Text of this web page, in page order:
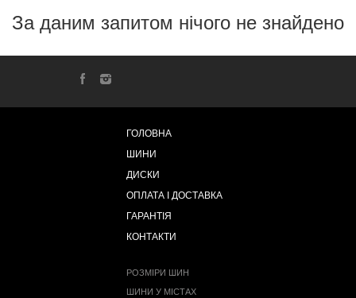
За даним запитом нічого не знайдено
ГОЛОВНА
ШИНИ
ДИСКИ
ОПЛАТА І ДОСТАВКА
ГАРАНТІЯ
КОНТАКТИ
РОЗМІРИ ШИН
ШИНИ У МІСТАХ